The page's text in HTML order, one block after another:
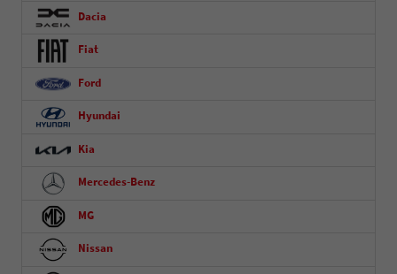
Dacia
Fiat
Ford
Hyundai
Kia
Mercedes-Benz
MG
Nissan